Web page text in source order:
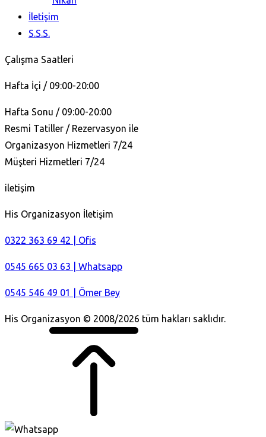
İletişim
S.S.S.
Çalışma Saatleri
Hafta İçi / 09:00-20:00
Hafta Sonu / 09:00-20:00
Resmi Tatiller / Rezervasyon ile
Organizasyon Hizmetleri 7/24
Müşteri Hizmetleri 7/24
iletişim
His Organizasyon İletişim
0322 363 69 42 | Ofis
0545 665 03 63 | Whatsapp
0545 546 49 01 | Ömer Bey
His Organizasyon © 2008/2026 tüm hakları saklıdır.